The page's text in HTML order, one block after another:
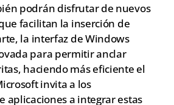
podrán disfrutar de nuevos
facilitan la inserción de
la interfaz de Windows
para permitir anclar
haciendo más eficiente el
invita a los
aplicaciones a integrar estas